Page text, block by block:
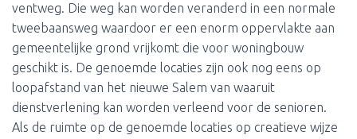
ventweg. Die weg kan worden veranderd in een normale
tweebaansweg waardoor er een enorm oppervlakte aan
gemeentelijke grond vrijkomt die voor woningbouw
geschikt is. De genoemde locaties zijn ook nog eens op
loopafstand van het nieuwe Salem van waaruit
dienstverlening kan worden verleend voor de senioren.
Als de ruimte op de genoemde locaties op creatieve wijze